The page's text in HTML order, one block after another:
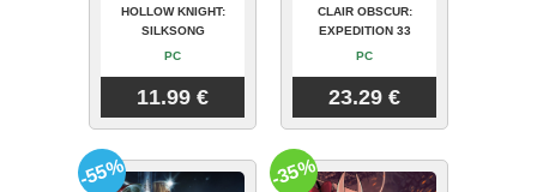
HOLLOW KNIGHT:
SILKSONG
PC
11.99 €
CLAIR OBSCUR:
EXPEDITION 33
PC
23.29 €
-55% -35%